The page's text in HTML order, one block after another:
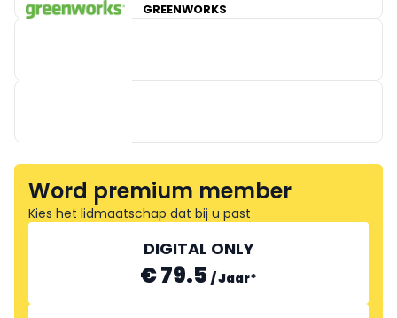
GREENWORKS
Word premium member
Kies het lidmaatschap dat bij u past
DIGITAL ONLY
€ 79.5 /Jaar*